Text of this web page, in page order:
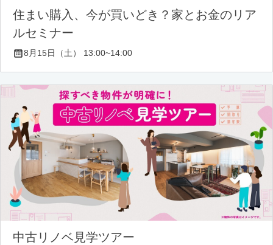
住まい購入、今が買いどき？家とお金のリア
ルセミナー
8月15日（土） 13:00~14:00
中古リノベ見学ツアー